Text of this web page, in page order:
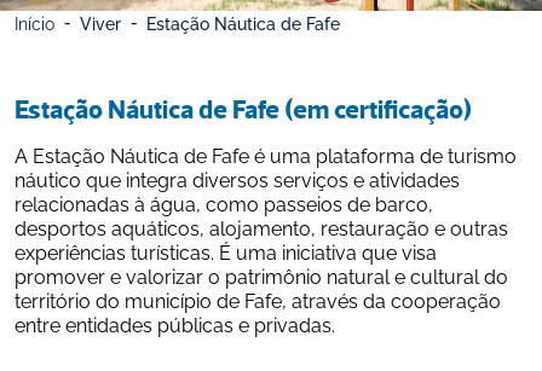
Início Viver Estação Náutica de Fafe
Estação Náutica de Fafe (em certificação)
A Estação Náutica de Fafe é uma plataforma de turismo
náutico que integra diversos serviços e atividades
relacionadas à água, como passeios de barco,
desportos aquáticos, alojamento, restauração e outras
experiências turísticas. É uma iniciativa que visa
promover e valorizar o patrimônio natural e cultural do
território do município de Fafe, através da cooperação
entre entidades públicas e privadas.